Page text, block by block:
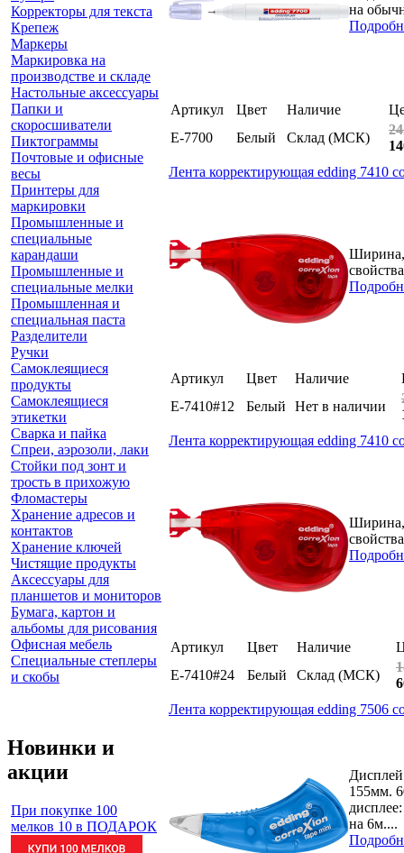
Корректоры для текста
Крепеж
Маркеры
Маркировка на
производстве и складе
Настольные аксессуары
Папки и
скоросшиватели
Пиктограммы
Почтовые и офисные
весы
Принтеры для
маркировки
Промышленные и
специальные
карандаши
Промышленные и
специальные мелки
Промышленная и
специальная паста
Разделители
Ручки
Самоклеящиеся
продукты
Самоклеящиеся
этикетки
Сварка и пайка
Спреи, аэрозоли, лаки
Стойки под зонт и
трость в прихожую
Фломастеры
Хранение адресов и
контактов
Хранение ключей
Чистящие продукты
Аксессуары для
планшетов и мониторов
Бумага, картон и
альбомы для рисования
Офисная мебель
Специальные степлеры
и скобы
Новинки и
акции
При покупке 100
мелков 10 в ПОДАРОК
на
Артикул Цвет Наличие
E-7700
Белый Склад (МСК)
Лента корректирующая edding 7410
Ширина,
Артикул Цвет Наличие
E-7410#12
Белый Нет в наличии
Лента корректирующая edding 7410
Ширина,
Артикул Цвет Наличие
E-7410#24
Белый Склад (МСК)
Лента корректирующая edding 7506
155мм.
на 6м....